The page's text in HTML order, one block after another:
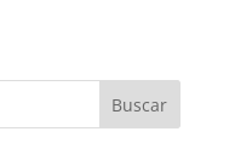
Buscar